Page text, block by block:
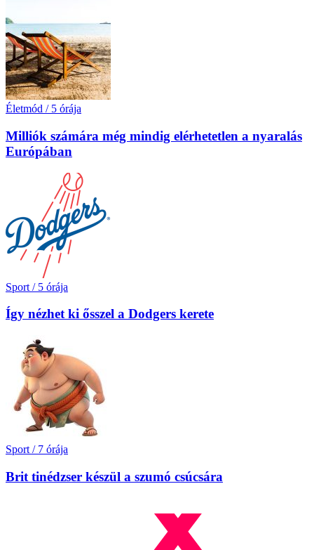
Életmód / 5 órája
Milliók számára még mindig elérhetetlen a nyaralás
Európában
Sport / 5 órája
Így nézhet ki ősszel a Dodgers kerete
Sport / 7 órája
Brit tinédzser készül a szumó csúcsára